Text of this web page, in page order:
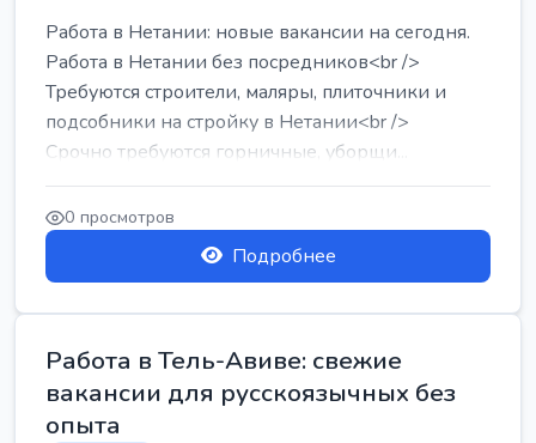
Работа в Нетании: новые вакансии на сегодня.
Работа в Нетании без посредников<br />
Требуются строители, маляры, плиточники и
подсобники на стройку в Нетании<br />
Срочно требуются горничные, уборщи...
0 просмотров
Подробнее
Работа в Тель-Авиве: свежие
вакансии для русскоязычных без
опыта